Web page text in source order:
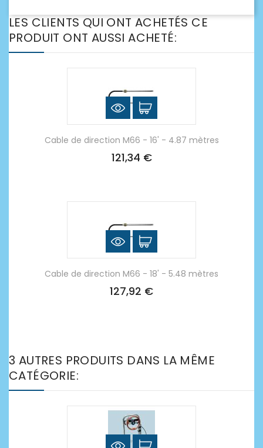
LES CLIENTS QUI ONT ACHETÉS CE
PRODUIT ONT AUSSI ACHETÉ:
Cable de direction M66 - 16' - 4.87 mètres
121,34 €
Cable de direction M66 - 18' - 5.48 mètres
127,92 €
3 AUTRES PRODUITS DANS LA MÊME
CATÉGORIE: